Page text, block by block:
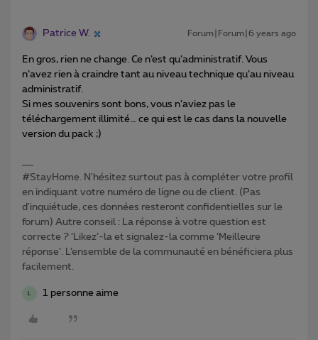
Patrice W. Forum|Forum|6 years ago
En gros, rien ne change. Ce n’est qu’administratif. Vous
n’avez rien à craindre tant au niveau technique qu’au niveau
administratif.
Si mes souvenirs sont bons, vous n’aviez pas le
téléchargement illimité… ce qui est le cas dans la nouvelle
version du pack ;)
#StayHome. N'hésitez surtout pas à compléter votre profil
en indiquant votre numéro de ligne ou de client. (Pas
d'inquiétude, ces données resteront confidentielles sur le
forum) Autre conseil : La réponse à votre question est
correcte ? ‘Likez’-la et signalez-la comme ‘Meilleure
réponse’. L’ensemble de la communauté en bénéficiera plus
facilement.
L 1 personne aime